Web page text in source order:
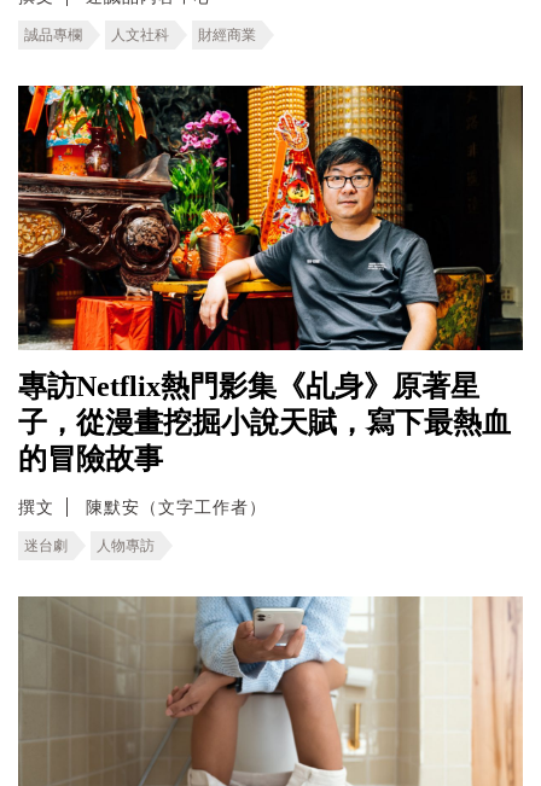
誠品專欄 人文社科 財經商業
專訪Netflix熱門影集《乩身》原著星
子，從漫畫挖掘小說天賦，寫下最熱血
的冒險故事
撰文 陳默安（文字工作者）
迷台劇 人物專訪